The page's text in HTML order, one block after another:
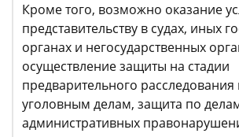
Кроме того, возможно оказание
представительству в судах, иных
органах и негосударственных
осуществление защиты на стадии
предварительного расследования
уголовным делам, защита по
административных